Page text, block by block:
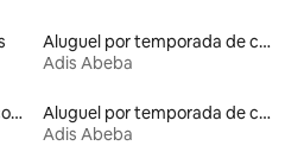
Aluguel por temporada de casas de hóspedes
Adis Abeba
Aluguéis por temporada com sauna
Aluguel por temporada de casas de veraneio
Adis Abeba